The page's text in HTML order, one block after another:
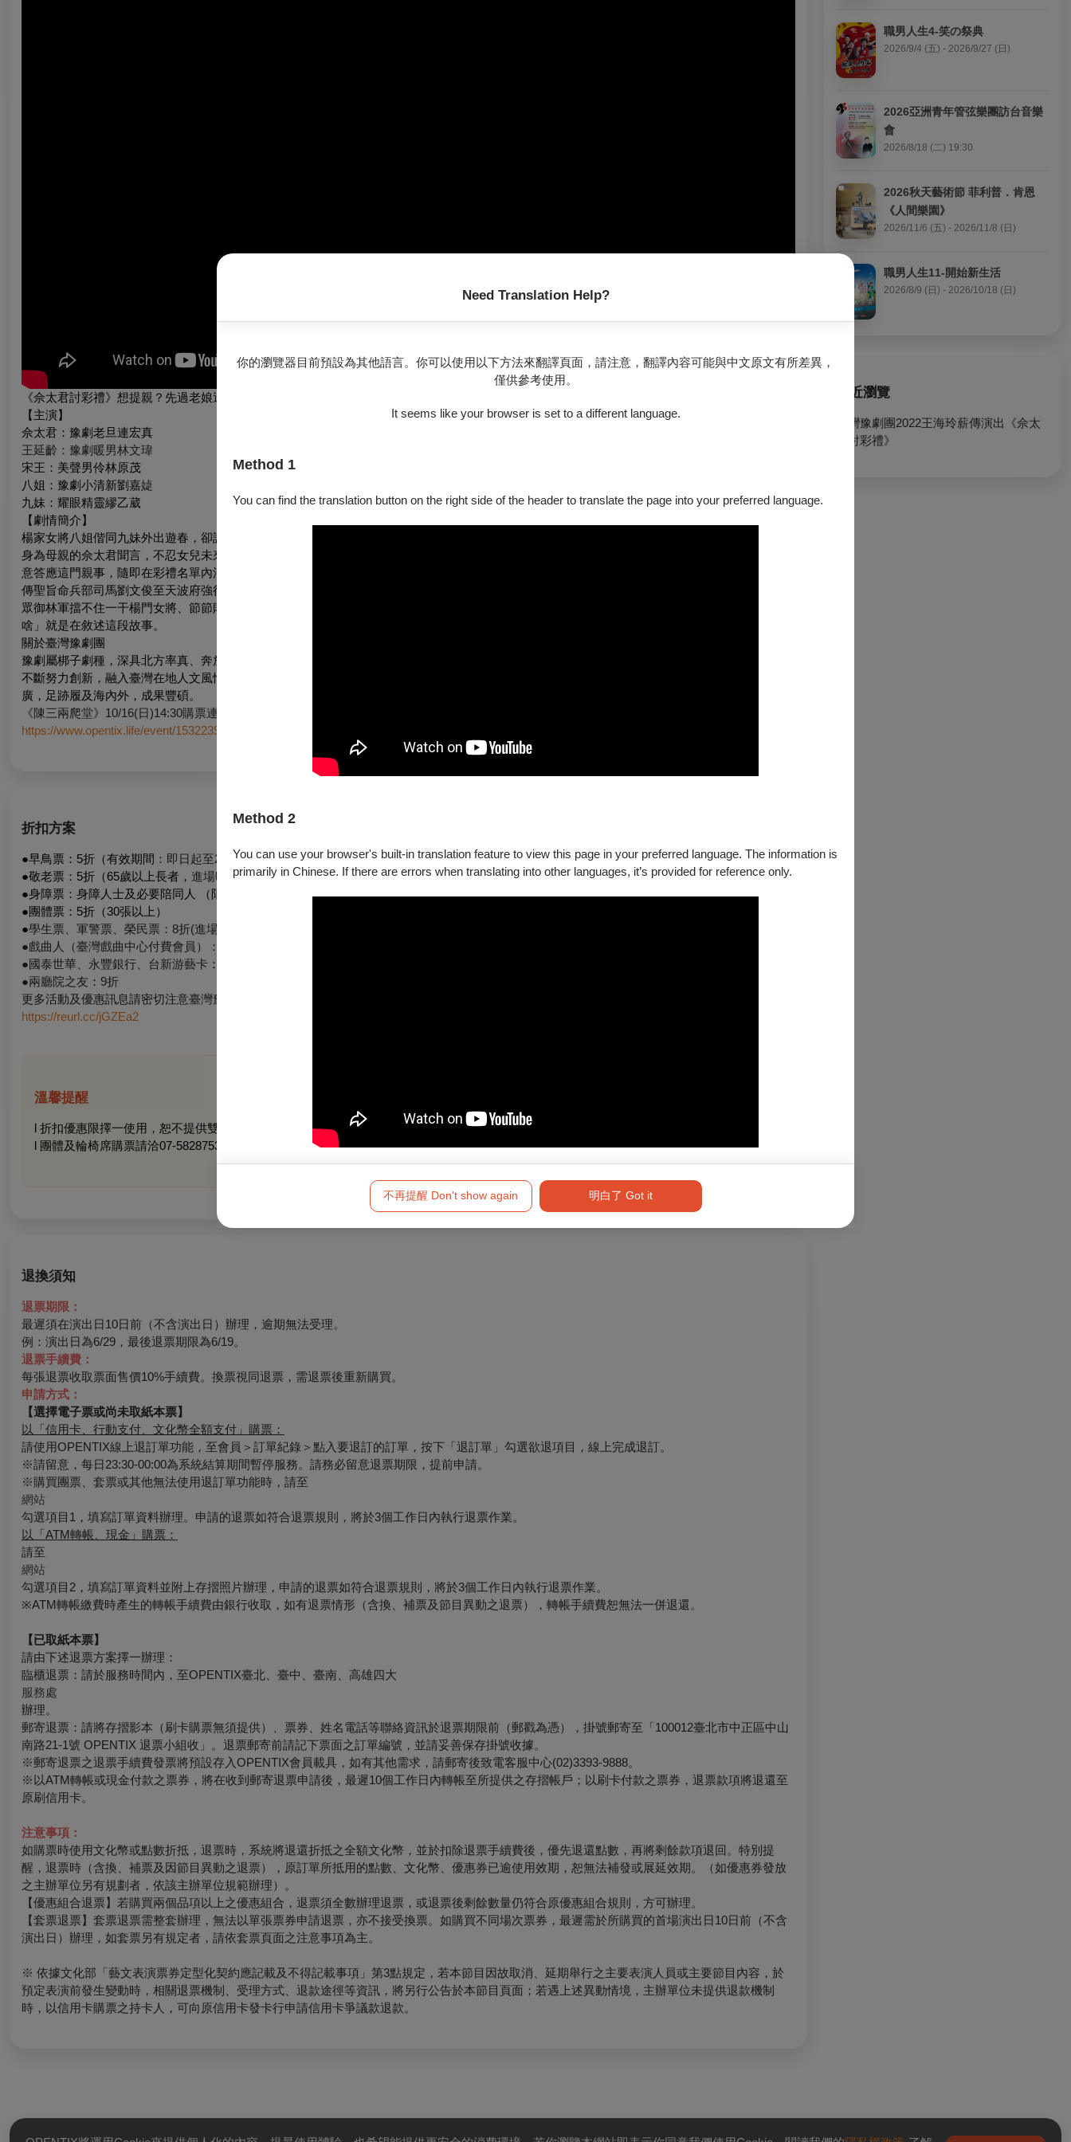
Need Translation Help?
你的瀏覽器目前預設為其他語言。你可以使用以下方法來翻譯頁面，請注意，翻譯內容可能與中文原文有所差異，
僅供參考使用。
It seems like your browser is set to a different language.
Method 1
You can find the translation button on the right side of the header to translate the page into your preferred language.
Method 2
You can use your browser's built-in translation feature to view this page in your preferred language. The information is
primarily in Chinese. If there are errors when translating into other languages, it’s provided for reference only.
不再提醒 Don't show again 明白了 Got it
《佘太君討彩禮》想提親？先過老娘這關
【主演】
佘太君：豫劇老旦連宏真
王延齡：豫劇暖男林文瑋
宋王：美聲男伶林原茂
八姐：豫劇小清新劉嘉媫
九妹：耀眼精靈繆乙葳
【劇情簡介】
楊家女將八姐偕同九妹外出遊春，卻誤入宋王的遊獵禁地，宋王見八姐貌美如花，想納入宮中為妃，便命丞相王延齡至楊家府邸天波府說親。
身為母親的佘太君聞言，不忍女兒未來過著伴君如伴虎的生活，礙於皇權又無法明講，於是按捺心中怒火及不願，心生巧計提出以彩禮為媒聘才願
意答應這門親事，隨即在彩禮名單內洋洋灑灑地列出飛天遁地的
傳聖旨命兵部司馬劉文俊至天波府強行提親，沒想到劉文俊二子反遭八姐九妹擒住，並要求釋放佘太君，否則殺上金殿。
眾御林軍擋不住一干楊門女將、節節敗退，眾臣見狀力勸宋王罷親、釋放佘太君，才順利化解這樁求親風暴。著名的歇後語「佘太君要彩禮-沒啥要
啥」就是在敘述這段故事。
關於臺灣豫劇團
豫劇屬梆子劇種，深具北方率真、奔放、豪邁之特色。臺灣豫劇團立基高雄左營耕耘逾一甲子，由臺灣豫劇皇后王海玲與開枝散葉的新生代演員，
不斷努力創新，融入臺灣在地人文風情及藝術涵養，形成獨特的臺灣風格豫劇。每年皆製作年度大戲，結合現代劇場菁英並廣於跨界合作、教育推
廣，足跡履及海內外，成果豐碩。
《陳三兩爬堂》10/16(日)14:30購票連結：
https://www.opentix.life/event/1532239319001403397
折扣方案
●早鳥票：5折（有效期間 ：即日起至2
022/9/15）
●敬老票：5折（65歲以上長者， 進場時需出示有效證件）
●身障票：身障人士及必要陪同人 （限一人）5折（二人需同時進場）
●團體票：5折（30張以上）
●學生票、軍警票、榮民票：8折(進場時需出示有效證件）
●戲曲人（臺灣戲曲中心付費會員）：8折
●國泰世華、永豐銀行、台新游藝卡 ：
●兩廳院之友 ： 9折
更多活動及優惠訊息請密切注意臺灣豫劇團臉書：
https://reurl.cc/jGZEa2
溫馨提醒
l 折扣優惠限擇一使用，恕不提供雙重折扣
l 團體及輪椅席購票請洽07-5828753＃75
退換須知
退票期限：
最遲須在演出日10日前（不含演出日）辦理，逾期無法受理。
例：演出日為6/29，最後退票期限為6/19。
退票手續費：
每張退票收取票面售價10%手續費。換票視同退票，需退票後重新購買。
申請方式：
【選擇電子票或尚未取紙本票】
以「信用卡、行動支付、文化幣全額支付」購票：
請使用OPENTIX線上退訂單功能，至會員＞訂單紀錄＞點入要退訂的訂單，按下「退訂單」勾選欲退項目，線上完成退訂。
※請留意，每日23:30-00:00為系統結算期間暫停服務。請務必留意退票期限，提前申請。
※購買團票、套票或其他無法使用退訂單功能時，請至
網站
勾選項目1，填寫訂單資料辦理。申請的退票如符合退票規則，將於3個工作日內執行退票作業。
以「ATM轉帳、現金」購票：
請至
網站
勾選項目2，填寫訂單資料並附上存摺照片辦理，申請的退票如符合退票規則，將於3個工作日內執行退票作業。
※ATM轉帳繳費時產生的轉帳手續費由銀行收取，如有退票情形（含換、補票及節目異動之退票），轉帳手續費恕無法一併退還。
【已取紙本票】
請由下述退票方案擇一辦理：
臨櫃退票：請於服務時間內，至OPENTIX臺北、臺中、臺南、高雄四大
服務處
辦理。
郵寄退票：請將存摺影本（刷卡購票無須提供）、票券、姓名電話等聯絡資訊於退票期限前（郵戳為憑），掛號郵寄至「100012臺北市中正區中山
南路21-1號 OPENTIX 退票小組收」。退票郵寄前請記下票面之訂單編號，並請妥善保存掛號收據。
※郵寄退票之退票手續費發票將預設存入OPENTIX會員載具，如有其他需求，請郵寄後致電客服中心(02)3393-9888。
※以ATM轉帳或現金付款之票券，將在收到郵寄退票申請後，最遲10個工作日內轉帳至所提供之存摺帳戶；以刷卡付款之票券，退票款項將退還至
原刷信用卡。
注意事項：
如購票時使用文化幣或點數折抵，退票時，系統將退還折抵之全額文化幣，並於扣除退票手續費後，優先退還點數，再將剩餘款項退回。特別提
醒，退票時（含換、補票及因節目異動之退票），原訂單所抵用的點數、文化幣、優惠券已逾使用效期，恕無法補發或展延效期。（如優惠券發放
之主辦單位另有規劃者，依該主辦單位規範辦理）。
【優惠組合退票】若購買兩個品項以上之優惠組合，退票須全數辦理退票，或退票後剩餘數量仍符合原優惠組合規則，方可辦理。
【套票退票】套票退票需整套辦理，無法以單張票券申請退票，亦不接受換票。如購買不同場次票券，最遲需於所購買的首場演出日10日前（不含
演出日）辦理，如套票另有規定者，請依套票頁面之注意事項為主。
※ 依據文化部「藝文表演票券定型化契約應記載及不得記載事項」第3點規定，若本節目因故取消、延期舉行之主要表演人員或主要節目內容，於
預定表演前發生變動時，相關退票機制、受理方式、退款途徑等資訊，將另行公告於本節目頁面；若遇上述異動情境，主辦單位未提供退款機制
時，以信用卡購票之持卡人，可向原信用卡發卡行申請信用卡爭議款退款。
職男人生4-笑の祭典
2026/9/4 (五) - 2026/9/27 (日)
2026亞洲青年管弦樂團訪台音樂
會
2026/8/18 (二) 19:30
2026秋天藝術節 菲利普．肯恩
《人間樂園》
2026/11/6 (五) - 2026/11/8 (日)
職男人生11-開始新生活
2026/8/9 (日) - 2026/10/18 (日)
最近瀏覽
臺灣豫劇團2022王海玲薪傳演出《佘太
君討彩禮》